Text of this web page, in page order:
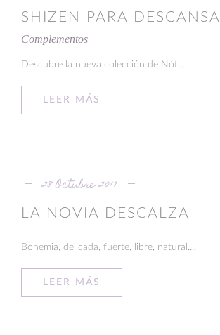
SHIZEN PARA
Complementos
Descubre la nueva colección de Nótt....
LEER MÁS
28 Octubre 2017
LA NOVIA DESCALZA
Bohemia, delicada, fuerte, libre, natural....
LEER MÁS